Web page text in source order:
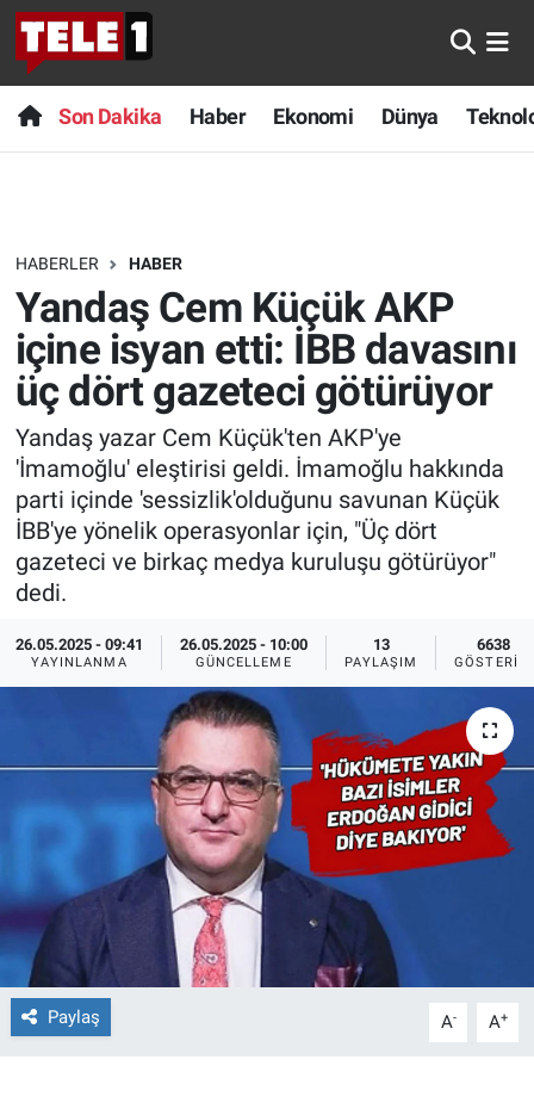
Son Dakika Haber Ekonomi Dünya
HABERLER HABER
Yandaş Cem Küçük AKP
içine isyan etti: İBB davasını
üç dört gazeteci götürüyor
Yandaş yazar Cem Küçük'ten AKP'ye
'İmamoğlu' eleştirisi geldi. İmamoğlu hakkında
parti içinde 'sessizlik'olduğunu savunan Küçük
İBB'ye yönelik operasyonlar için, "Üç dört
gazeteci ve birkaç medya kuruluşu götürüyor"
dedi.
26.05.2025 - 09:41
YAYINLANMA
26.05.2025 - 10:00
GÜNCELLEME
13
PAYLAŞIM
6638
GÖSTERIM
Paylaş A- A+
Anında Manşet
Başka Sohbetler
Bilim turu
Bilim ve Teknoloji Evreni
Doğa Konuşuyor
Dünya
Ege Saati
Ege'den Esintiler
Eğitim
Ekonomi
Forum
Gerçeğin İzinde
Gün Başlıyor
Gün Bitiyor
Son Dakika
Haber
Dünya
Teknoloji
Sağlık
Spor
Yayın Akışı
İletişim
Nöbetçi Eczaneler
Hava Durumu
Trafik Durumu
Süper Lig Puan Durumu ve Fikstür
Tüm Manşetler
Son Dakika Haberleri
Haber Arşivi